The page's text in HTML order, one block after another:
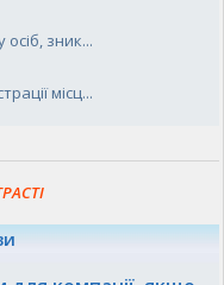
зник...
місц...